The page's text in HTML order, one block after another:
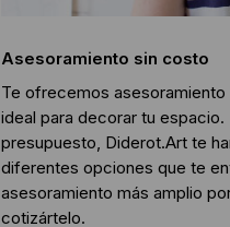
Asesoramiento sin costo
Te ofrecemos
ideal para decorar tu
presupuesto, Diderot.Art te
diferentes opciones que te
asesoramiento más amplio
cotizártelo.